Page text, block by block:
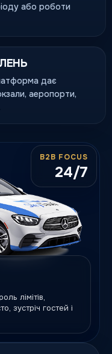
або роботи
дає
аеропорти,
лімітів,
зустріч гостей і
B2B FOCUS
24/7